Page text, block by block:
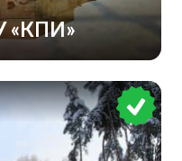
«КПИ»